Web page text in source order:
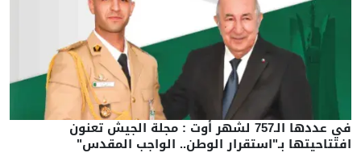
في عددها الـ757 لشهر أوت : مجلة الجيش تعنون
افتتاحيتها بـ"استقرار الوطن.. الواجب المقدس"